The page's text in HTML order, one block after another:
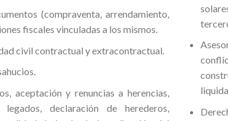
(compraventa, arrendamiento,
fiscales vinculadas a los mismos.
civil contractual y extracontractual.
aceptación y renuncias a herencias,
declaración de herederos,